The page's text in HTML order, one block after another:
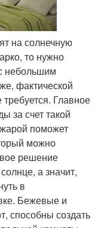
на солнечную
то нужно
небольшим
фактической
Главное
за счет такой
поможет
можно
решение
а значит,
в
Бежевые и
способны создать